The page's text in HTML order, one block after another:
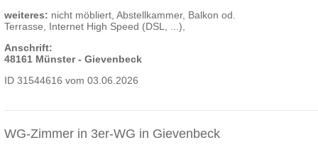
weiteres: nicht möbliert, Abstellkammer, Balkon od.
Terrasse, Internet High Speed (DSL, ...),
Anschrift:
48161 Münster - Gievenbeck
ID 31544616 vom 03.06.2026
WG-Zimmer in 3er-WG in Gievenbeck